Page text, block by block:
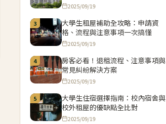
2025/09/19
3
大學生租屋補助全攻略：申請資
格、流程與注意事項一次搞懂
2025/09/19
4
房客必看！退租流程、注意事項與
常見糾紛解決方案
2025/09/19
5
大學生住宿選擇指南：校內宿舍與
校外租屋的優缺點全比對
2025/09/19